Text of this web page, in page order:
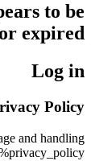
to be
expired.
Log in
Policy
and handling